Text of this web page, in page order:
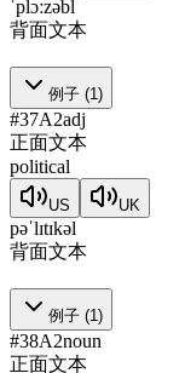
ˈplɔːzəbl
背面文本
例子 (1)
#37A2adj
正面文本
political
US UK
pəˈlɪtɪkəl
背面文本
例子 (1)
#38A2noun
正面文本